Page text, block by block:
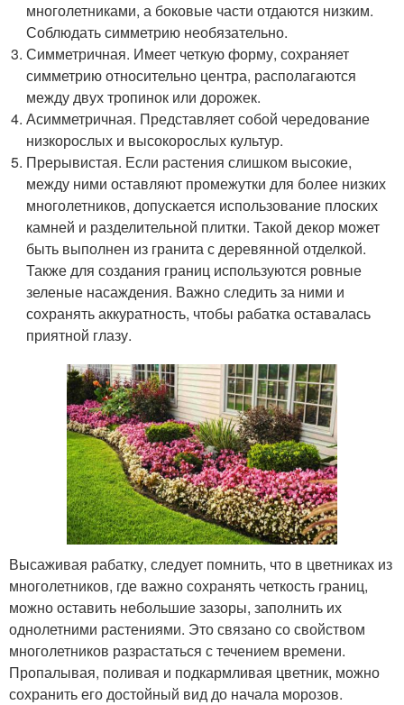
многолетниками, а боковые части отдаются низким.
Соблюдать симметрию необязательно.
Симметричная. Имеет четкую форму, сохраняет
симметрию относительно центра, располагаются
между двух тропинок или дорожек.
Асимметричная. Представляет собой чередование
низкорослых и высокорослых культур.
Прерывистая. Если растения слишком высокие,
между ними оставляют промежутки для более низких
многолетников, допускается использование плоских
камней и разделительной плитки. Такой декор может
быть выполнен из гранита с деревянной отделкой.
Также для создания границ используются ровные
зеленые насаждения. Важно следить за ними и
сохранять аккуратность, чтобы рабатка оставалась
приятной глазу.
Высаживая рабатку, следует помнить, что в цветниках из
многолетников, где важно сохранять четкость границ,
можно оставить небольшие зазоры, заполнить их
однолетними растениями. Это связано со свойством
многолетников разрастаться с течением времени.
Пропалывая, поливая и подкармливая цветник, можно
сохранить его достойный вид до начала морозов.